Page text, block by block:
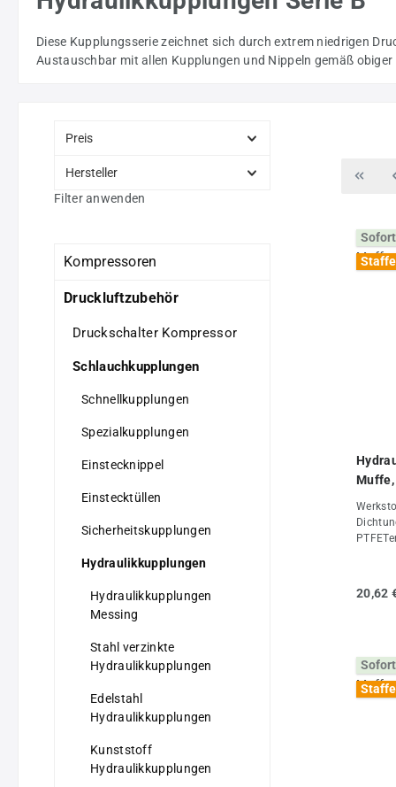
Diese Kupplungsserie zeichnet sich durch extrem niedrigen
Austauschbar mit allen Kupplungen und Nippeln gemäß obiger
Preis
Hersteller
Filter anwenden
Kompressoren
Druckluftzubehör
Druckschalter Kompressor
Schlauchkupplungen
Schnellkupplungen
Spezialkupplungen
Einstecknippel
Einstecktüllen
Sicherheitskupplungen
Hydraulikkupplungen
Hydraulikkupplungen
Messing
Stahl verzinkte
Hydraulikkupplungen
Edelstahl
Hydraulikkupplungen
Kunststoff
Hydraulikkupplungen
Muffe,
auch
PT 1/
20,62